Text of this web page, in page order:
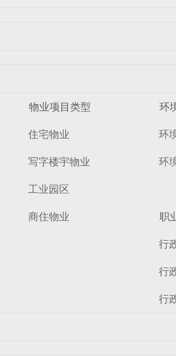
物业项目类型
住宅物业
写字楼宇物业
工业园区
商住物业
环
环
环
职
行
行
行